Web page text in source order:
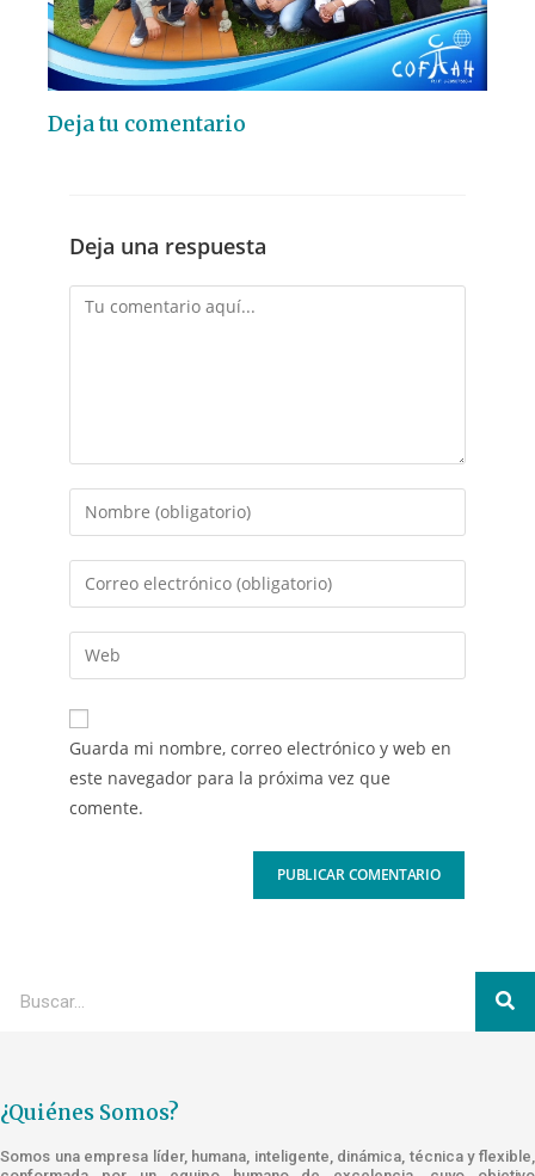
Deja tu comentario
Deja una respuesta
Guarda mi nombre, correo electrónico y web en
este navegador para la próxima vez que
comente.
¿Quiénes Somos?
Somos una empresa líder, humana, inteligente, dinámica, técnica y flexible,